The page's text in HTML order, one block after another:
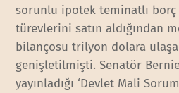
sorunlu ipotek teminatlı
türevlerini satın aldığından
bilançosu trilyon dolara
genişletilmişti. Senatör
yayınladığı ‘Devlet Mali